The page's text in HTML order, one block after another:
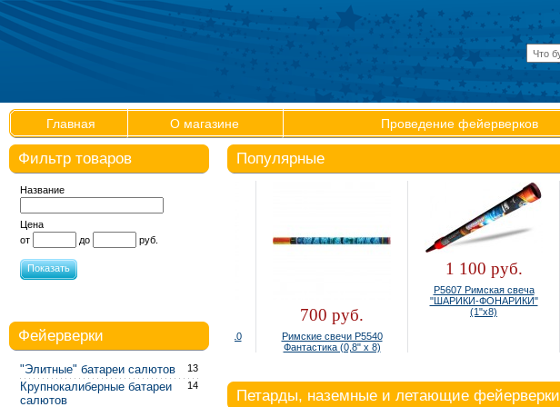
Главная О магазине Проведение фейерверков
Фильтр товаров
Название
Цена
от
до руб.
Показать
Фейерверки
13
"Элитные" батареи салютов
14
Крупнокалиберные батареи
салютов
Популярные
700 руб.
Римские свечи Р5540
Фантастика (0,8" х 8)
1 100 руб.
Р5607 Римская свеча
"ШАРИКИ-ФОНАРИКИ"
(1"х8)
Петарды, наземные и летающие фейерверки